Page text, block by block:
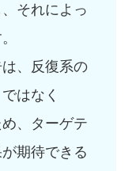
それによっ
、反復系の
はなく
、ターゲテ
期待できる